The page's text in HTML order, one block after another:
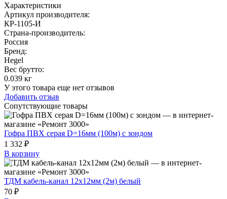
Характеристики
Артикул производителя:
КР-1105-И
Страна-производитель:
Россия
Бренд:
Hegel
Вес брутто:
0.039 кг
У этого товара еще нет отзывов
Добавить отзыв
Сопутствующие товары
Гофра ПВХ серая D=16мм (100м) с зондом
1 332 ₽
В корзину
ТДМ кабель-канал 12х12мм (2м) белый
70 ₽